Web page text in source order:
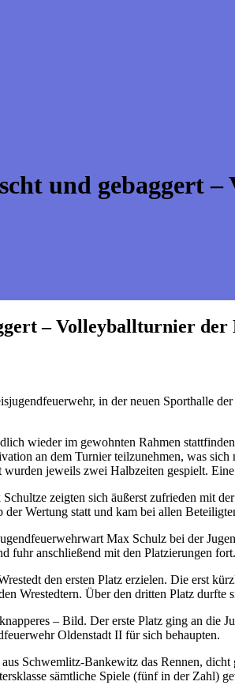
und gebaggert
– Volleyballturnier der
in der neuen Sporthalle
wieder im gewohnten Rahmen
an dem Turnier teilzunehmen, was
jeweils zwei Halbzeiten gespielt.
zeigten sich äußerst zufrieden mit
Wertung statt und kam bei allen
Max Schulz bei der
fuhr anschließend mit den Platzierungen fort.
den ersten Platz erzielen. Die erst
Wrestedtern. Über den dritten Platz durfte
– Bild. Der erste Platz ging an
Oldenstadt II für sich behaupten.
Schwemlitz-Bankewitz das Rennen,
sämtliche Spiele (fünf in der Zahl)